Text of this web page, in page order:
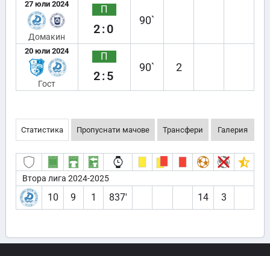
27 юли 2024
Домакин
П
2:0
90`
20 юли 2024
Гост
П
2:5
90` 2
Статистика Пропуснати мачове Трансфери Галерия
Втора лига 2024-2025
10 9 1 837′ 14 3